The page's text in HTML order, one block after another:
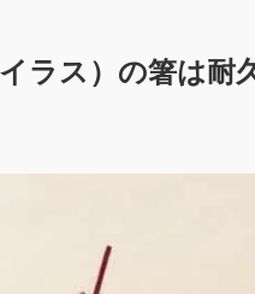
イラス）の箸は